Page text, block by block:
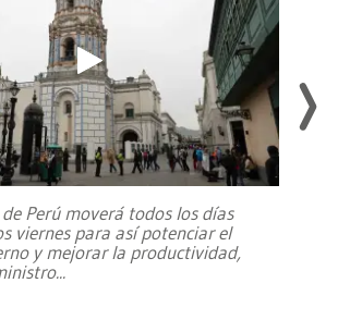
Perú moverá todos los días
viernes para así potenciar el
y mejorar la productividad,
...